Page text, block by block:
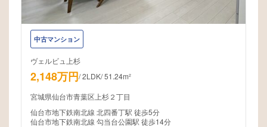
中古マンション
ヴェルビュ上杉
2,148万円/2LDK/51.24m²
宮城県仙台市青葉区上杉２丁目
仙台市地下鉄南北線 北四番丁駅 徒歩5分
仙台市地下鉄南北線 勾当台公園駅 徒歩14分